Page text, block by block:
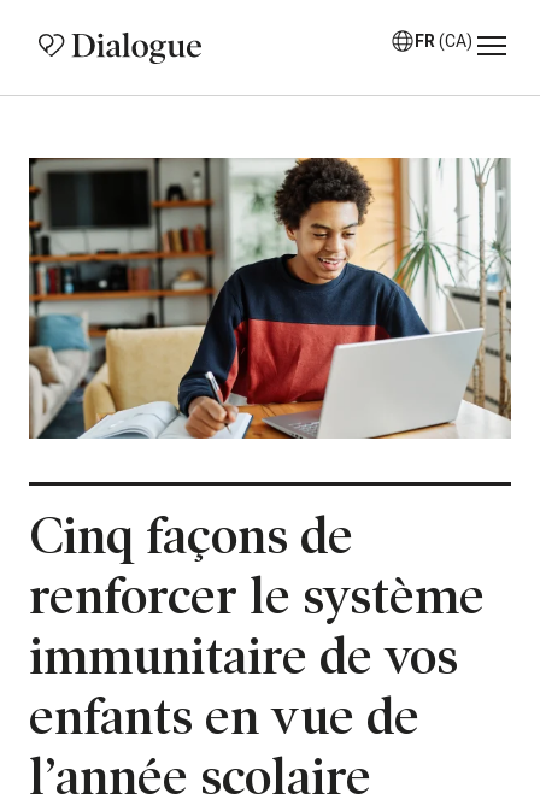
FR (CA)
Cinq façons de
renforcer le système
immunitaire de vos
enfants en vue de
l’année scolaire